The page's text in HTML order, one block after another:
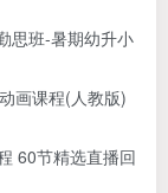
思班-暑期幼升小
画课程(人教版)
60节精选直播回